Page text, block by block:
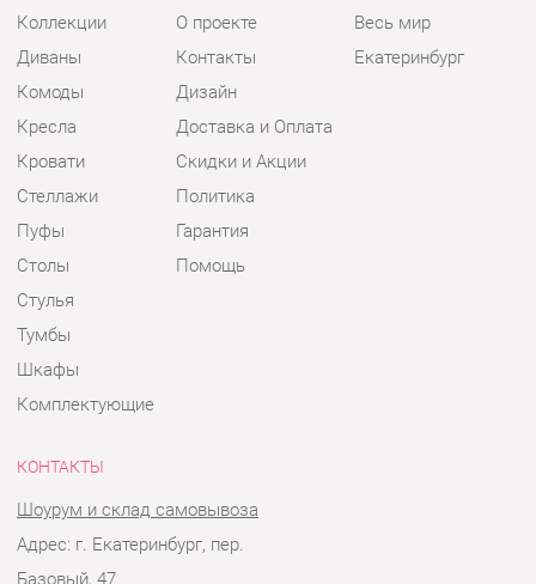
Стеллажи
Пуфы
Столы
Стулья
Тумбы
Шкафы
Политика
Гарантия
Помощь
КОНТАКТЫ
Базовый, 47
Телефон: +7 (903) 000-00-00
Отправить сообщение